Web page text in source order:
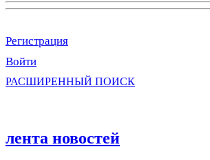
Регистрация
Войти
РАСШИРЕННЫЙ ПОИСК
лента новостей